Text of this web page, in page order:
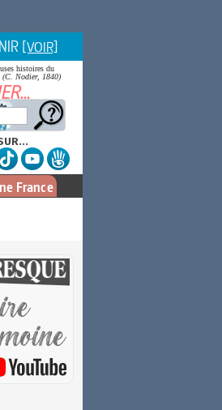
[VOIR]
histoires du
(C. Nodier, 1840)
France